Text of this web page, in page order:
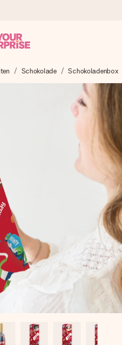
sorgfältig vor und schicken es
zum richtigen Zeitpunkt
Bewertungen)
Kunden bewerten uns mit
aller Länder, in
Handumdrehen
in wenigen Schritten – mit
einer Nachricht von
Liebe für den perfekten
Schokolade Schokoladenbox